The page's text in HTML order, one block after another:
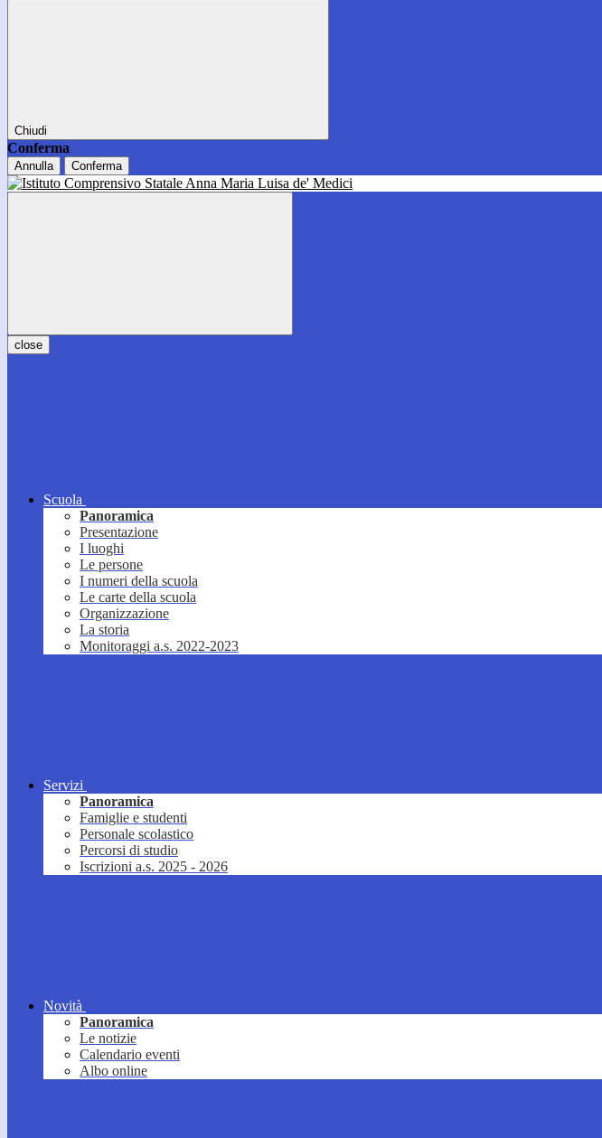
Chiudi
Conferma
Annulla Conferma
close
Scuola
Panoramica
Presentazione
I luoghi
Le persone
I numeri della scuola
Le carte della scuola
Organizzazione
La storia
Monitoraggi a.s. 2022-2023
Servizi
Panoramica
Famiglie e studenti
Personale scolastico
Percorsi di studio
Iscrizioni a.s. 2025 - 2026
Novità
Panoramica
Le notizie
Calendario eventi
Albo online